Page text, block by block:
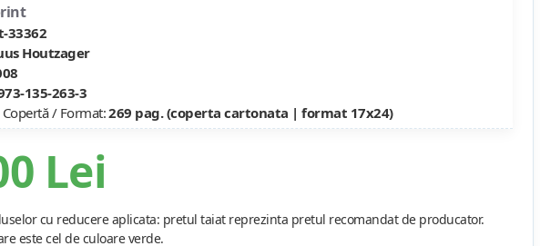
Lei
33362
Houtzager
135-263-3
/ Format:269 pag. (coperta cartonata | format 17x24)
cu reducere aplicata: pretul taiat reprezinta pretul recomandat de producator.
este cel de culoare verde.